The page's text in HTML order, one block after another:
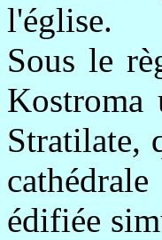
l'église.
Sous le
Kostroma
Stratilate,
édifiée